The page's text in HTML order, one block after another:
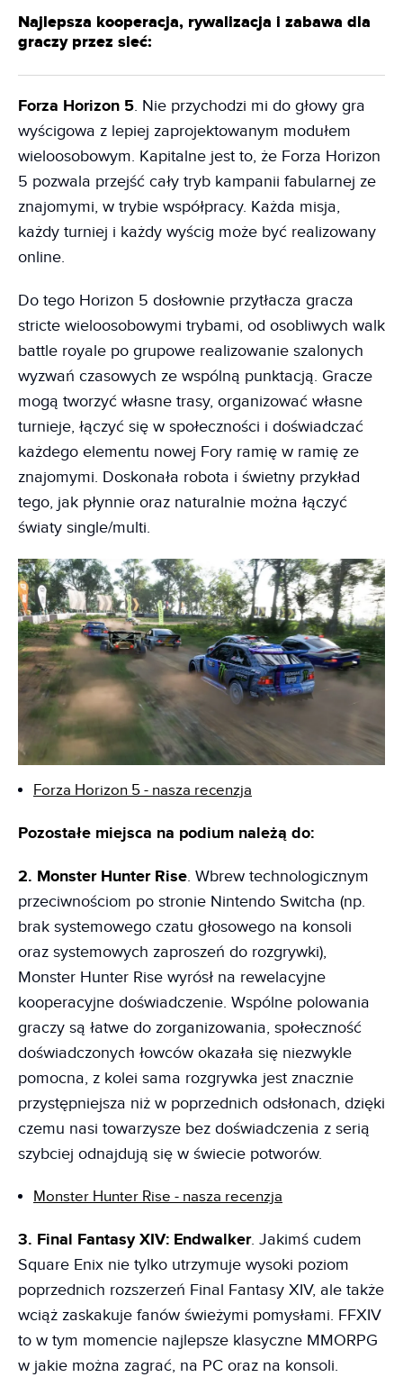
Najlepsza kooperacja, rywalizacja i zabawa dla
graczy przez sieć:
Forza Horizon 5. Nie przychodzi mi do głowy gra
wyścigowa z lepiej zaprojektowanym modułem
wieloosobowym. Kapitalne jest to, że Forza Horizon
5 pozwala przejść cały tryb kampanii fabularnej ze
znajomymi, w trybie współpracy. Każda misja,
każdy turniej i każdy wyścig może być realizowany
online.
Do tego Horizon 5 dosłownie przytłacza gracza
stricte wieloosobowymi trybami, od osobliwych walk
battle royale po grupowe realizowanie szalonych
wyzwań czasowych ze wspólną punktacją. Gracze
mogą tworzyć własne trasy, organizować własne
turnieje, łączyć się w społeczności i doświadczać
każdego elementu nowej Fory ramię w ramię ze
znajomymi. Doskonała robota i świetny przykład
tego, jak płynnie oraz naturalnie można łączyć
światy single/multi.
Forza Horizon 5 - nasza recenzja
Pozostałe miejsca na podium należą do:
2. Monster Hunter Rise. Wbrew technologicznym
przeciwnościom po stronie Nintendo Switcha (np.
brak systemowego czatu głosowego na konsoli
oraz systemowych zaproszeń do rozgrywki),
Monster Hunter Rise wyrósł na rewelacyjne
kooperacyjne doświadczenie. Wspólne polowania
graczy są łatwe do zorganizowania, społeczność
doświadczonych łowców okazała się niezwykle
pomocna, z kolei sama rozgrywka jest znacznie
przystępniejsza niż w poprzednich odsłonach, dzięki
czemu nasi towarzysze bez doświadczenia z serią
szybciej odnajdują się w świecie potworów.
Monster Hunter Rise - nasza recenzja
3. Final Fantasy XIV: Endwalker. Jakimś cudem
Square Enix nie tylko utrzymuje wysoki poziom
poprzednich rozszerzeń Final Fantasy XIV, ale także
wciąż zaskakuje fanów świeżymi pomysłami. FFXIV
to w tym momencie najlepsze klasyczne MMORPG
w jakie można zagrać, na PC oraz na konsoli.